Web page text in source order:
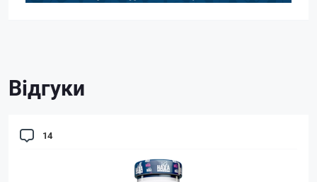
Відгуки
14